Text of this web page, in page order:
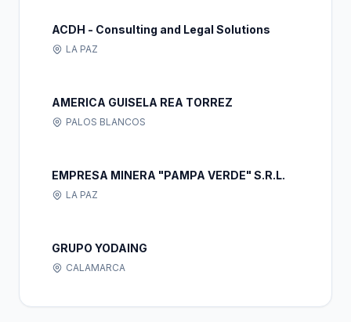
ACDH - Consulting and Legal Solutions
LA PAZ
AMERICA GUISELA REA TORREZ
PALOS BLANCOS
EMPRESA MINERA "PAMPA VERDE" S.R.L.
LA PAZ
GRUPO YODAING
CALAMARCA